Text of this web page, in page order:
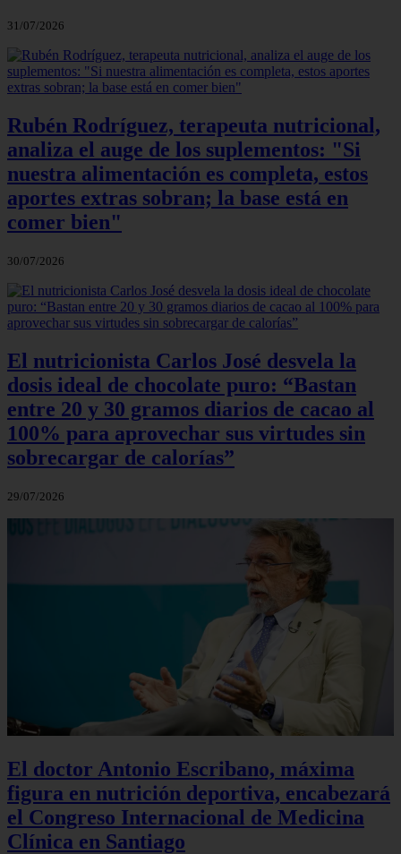
31/07/2026
Rubén Rodríguez, terapeuta nutricional,
analiza el auge de los suplementos: "Si
nuestra alimentación es completa, estos
aportes extras sobran; la base está en
comer bien"
30/07/2026
El nutricionista Carlos José desvela la
dosis ideal de chocolate puro: “Bastan
entre 20 y 30 gramos diarios de cacao al
100% para aprovechar sus virtudes sin
sobrecargar de calorías”
29/07/2026
El doctor Antonio Escribano, máxima
figura en nutrición deportiva, encabezará
el Congreso Internacional de Medicina
Clínica en Santiago